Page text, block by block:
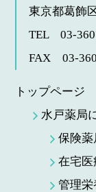
東京都葛飾
TEL 03-
FAX 03-
トップページ
水戸薬局
保険薬
在宅医
管理栄